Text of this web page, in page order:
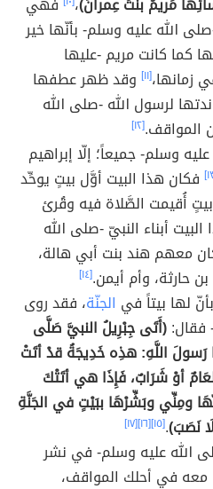
الله عليه وسلم- بأنّها خير
كما كانت مريم -عليها
زمانها،[١١] وقد ظهر عطفها
لرسول الله -صلى الله
المواقف.[١٢]
وسلم- جميعاً؛ إلّا إبراهيم
فكان هذا البيت أوَّل بيتٍ يوحِّد
أُقيمت الصَّلاة فيه وقُرئ
أبناء النبيّ -صلى الله
معهم هند بنت أبي هالة،
بن حارثة، وأم أيمن.[١٤]
لها بيتاً في الجنّة، فقد روى
فقال:(أَتَى جِبْرِيلُ النبيَّ صَلَّى
رَسولَ اللَّهِ: هذِه خَدِيجَةُ قدْ أتَتْ
أوْ شَرَابٌ، فَإِذَا هي أتَتْكَ
ومِنِّي وبَشِّرْهَا ببَيْتٍ في الجَنَّةِ
نَصَبَ).[١٥] [١٦] [١٧]
الله عليه وسلم- في نشر
معه في أحلك المواقف،